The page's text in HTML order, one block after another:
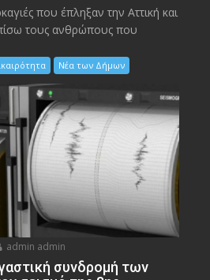
που έπληξαν την Αττική και
τους ανθρώπους που
Νέα των Δήμων
admin admin
συνδρομή των